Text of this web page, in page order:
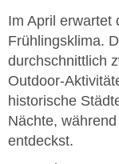
Im April erwartet
Frühlingsklima.
durchschnittlich
Outdoor-
historische
Nächte,
entdeckst.